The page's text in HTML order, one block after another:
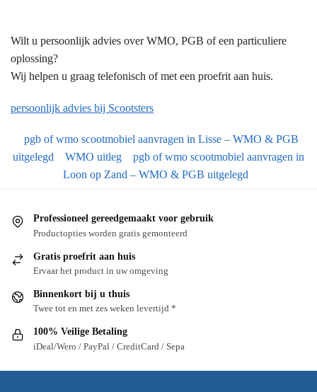
Wilt u persoonlijk advies over WMO, PGB of een particuliere
oplossing?
Wij helpen u graag telefonisch of met een proefrit aan huis.
persoonlijk advies bij Scootsters
pgb of wmo scootmobiel aanvragen in Lisse – WMO & PGB
uitgelegd
WMO uitleg
pgb of wmo scootmobiel aanvragen in
Loon op Zand – WMO & PGB uitgelegd
Professioneel gereedgemaakt voor gebruik
Productopties worden gratis gemonteerd
Gratis proefrit aan huis
Ervaar het product in uw omgeving
Binnenkort bij u thuis
Twee tot en met zes weken levertijd *
100% Veilige Betaling
iDeal/Wero / PayPal / CreditCard / Sepa